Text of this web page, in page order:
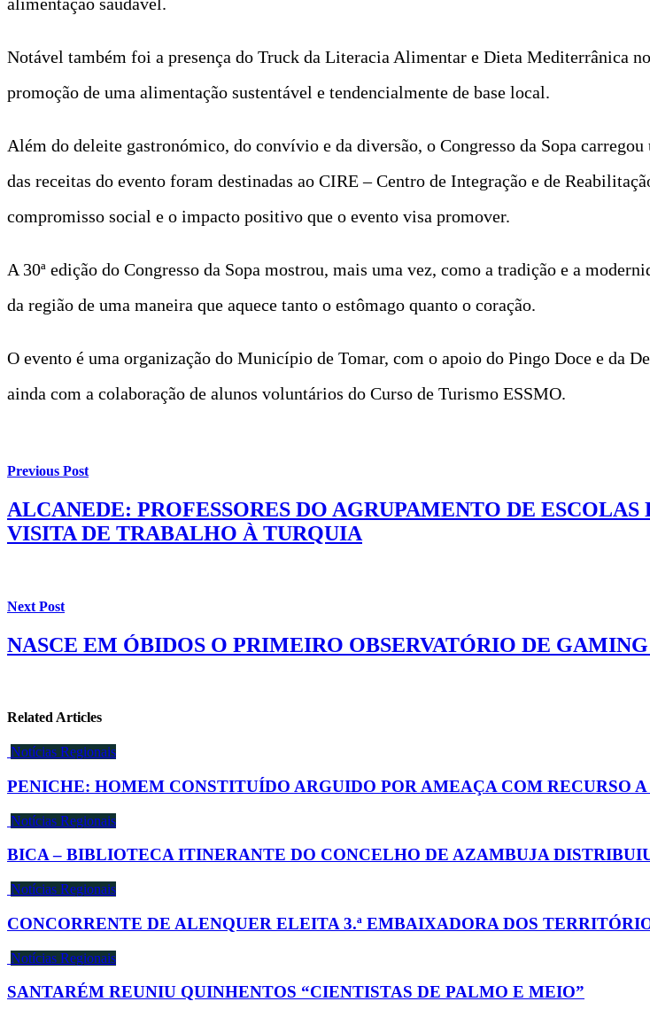
Notável também foi a presença do Truck da Literacia Alimentar e Dieta Mediterrânica
promoção de uma alimentação sustentável e tendencialmente de base local.
Além do deleite gastronómico, do convívio e da diversão, o Congresso da Sopa
das receitas do evento foram destinadas ao CIRE – Centro de Integração e de
compromisso social e o impacto positivo que o evento visa promover.
A 30ª edição do Congresso da Sopa mostrou, mais uma vez, como a tradição e a
da região de uma maneira que aquece tanto o estômago quanto o coração.
O evento é uma organização do Município de Tomar, com o apoio do Pingo Doce e da
ainda com a colaboração de alunos voluntários do Curso de Turismo ESSMO.
Previous Post
ALCANEDE: PROFESSORES DO AGRUPAMENTO DE
VISITA DE TRABALHO À TURQUIA
Next Post
NASCE EM ÓBIDOS O PRIMEIRO OBSERVATÓRIO DE
Related Articles
Notícias Regionais
PENICHE: HOMEM CONSTITUÍDO ARGUIDO POR AMEAÇA COM RECURSO
Notícias Regionais
BICA – BIBLIOTECA ITINERANTE DO CONCELHO DE AZAMBUJA
Notícias Regionais
CONCORRENTE DE ALENQUER ELEITA 3.ª EMBAIXADORA DOS
Notícias Regionais
SANTARÉM REUNIU QUINHENTOS “CIENTISTAS DE PALMO E MEIO”